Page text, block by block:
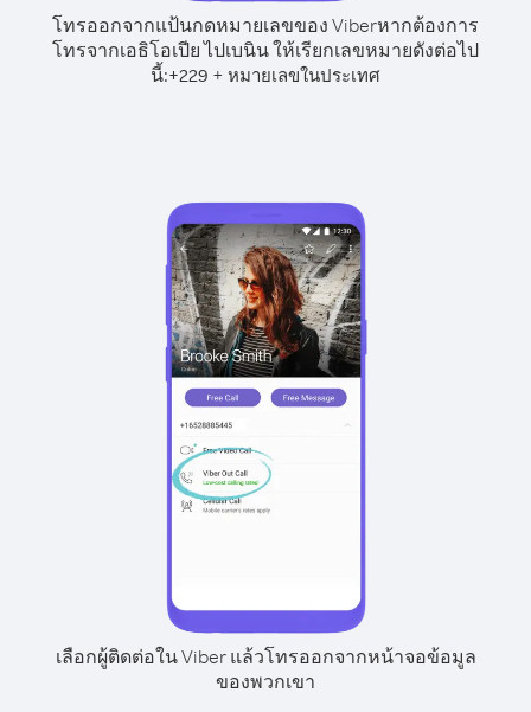
โทรออกจากแป้นกดหมายเลขของ Viberหากต้องการ
โทรจากเอธิโอเปีย ไปเบนิน ให้เรียกเลขหมายดังต่อไป
นี้:+229 + หมายเลขในประเทศ
เลือกผู้ติดต่อใน Viber แล้วโทรออกจากหน้าจอข้อมูล
ของพวกเขา